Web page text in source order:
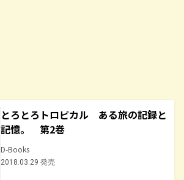
とろとろトロピカル ある旅の記録と
記憶。 第2巻
D-Books
2018.03.29 発売